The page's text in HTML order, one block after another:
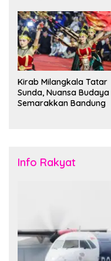
Kirab Milangkala Tatar
Sunda, Nuansa Budaya
Semarakkan Bandung
Info Rakyat